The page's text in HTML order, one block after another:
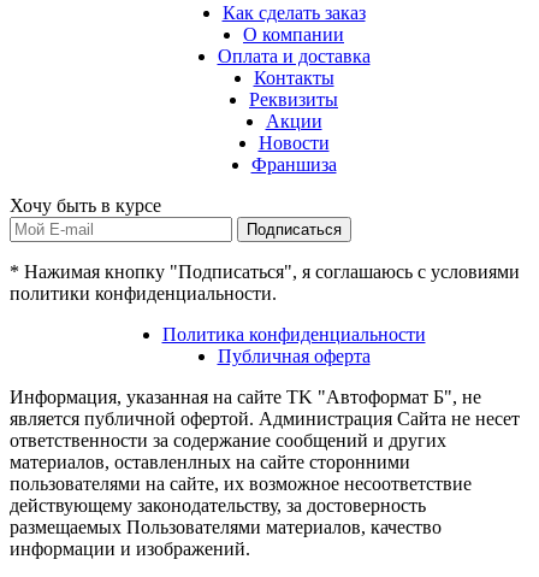
Как сделать заказ
О компании
Оплата и доставка
Контакты
Реквизиты
Акции
Новости
Франшиза
Хочу быть в курсе
Подписаться
* Нажимая кнопку "Подписаться", я соглашаюсь с условиями
политики конфиденциальности.
Политика конфиденциальности
Публичная оферта
Информация, указанная на сайте TK "Автоформат Б", не
является публичной офертой. Администрация Сайта не несет
ответственности за содержание сообщений и других
материалов, оставленлных на сайте сторонними
пользователями на сайте, их возможное несоответствие
действующему законодательству, за достоверность
размещаемых Пользователями материалов, качество
информации и изображений.